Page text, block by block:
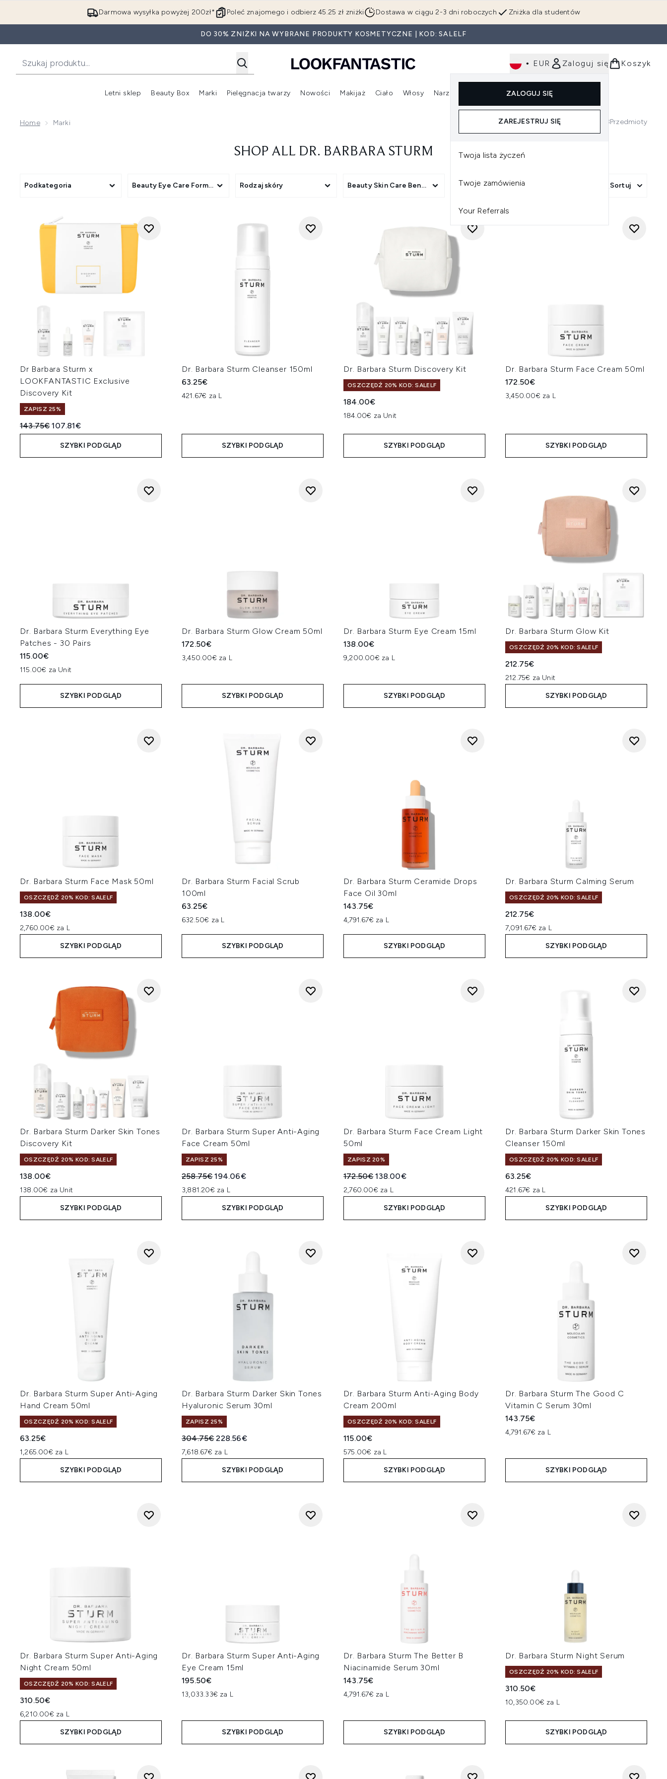
Przejdź do głównej treści
Darmowa wysyłka powyżej 200zł* Zniżka dla studentów
Poleć znajomego i odbierz 45.25 zł zniżki Dostawa w ciągu 2-3 dni roboczych
DO 30% ZNIŻKI NA WYBRANE PRODUKTY KOSMETYCZNE | KOD: SALELF
• EUR Zaloguj się
ZALOGUJ SIĘ
ZAREJESTRUJ SIĘ
Twoja lista życzeń
Twoje zamówienia
Your Referrals
Koszyk
Letni sklep Beauty Box
Wejdź do podmenu (Beauty Box)
Marki
Wejdź do podmenu (Marki)
Pielęgnacja twarzy
Wejdź do podmenu (Pielęgnacja twarzy)
Nowości
Wejdź do podmenu (Nowości)
Makijaż
Wejdź do podmenu (Makijaż)
Ciało Włosy
Wejdź do podmenu (Włosy)
Narzędzia
Wejdź do podmenu (Narzędzia)
Dla mężczyzn
Home Marki 48Przedmioty
SHOP ALL DR. BARBARA STURM
Podkategoria Beauty Eye Care Format Rodzaj skóry Beauty Skin Care Benefit Sortuj
Dr Barbara Sturm x
LOOKFANTASTIC Exclusive
Discovery Kit
ZAPISZ 25%
Sugerowana cena detaliczna:
143.75€Aktualna cena:
107.81€
SZYBKI PODGLĄD
Dr. Barbara Sturm Cleanser 150ml
63.25€
421.67€ za L
SZYBKI PODGLĄD
Dr. Barbara Sturm Discovery Kit
OSZCZĘDŹ 20% KOD: SALELF
184.00€
184.00€ za Unit
SZYBKI PODGLĄD
Dr. Barbara Sturm Face Cream 50ml
172.50€
3,450.00€ za L
SZYBKI PODGLĄD
Dr. Barbara Sturm Everything Eye
Patches - 30 Pairs
115.00€
115.00€ za Unit
SZYBKI PODGLĄD
Dr. Barbara Sturm Glow Cream 50ml
172.50€
3,450.00€ za L
SZYBKI PODGLĄD
Dr. Barbara Sturm Eye Cream 15ml
138.00€
9,200.00€ za L
SZYBKI PODGLĄD
Dr. Barbara Sturm Glow Kit
OSZCZĘDŹ 20% KOD: SALELF
212.75€
212.75€ za Unit
SZYBKI PODGLĄD
Dr. Barbara Sturm Face Mask 50ml
OSZCZĘDŹ 20% KOD: SALELF
138.00€
2,760.00€ za L
SZYBKI PODGLĄD
Dr. Barbara Sturm Facial Scrub
100ml
63.25€
632.50€ za L
SZYBKI PODGLĄD
Dr. Barbara Sturm Ceramide Drops
Face Oil 30ml
143.75€
4,791.67€ za L
SZYBKI PODGLĄD
Dr. Barbara Sturm Calming Serum
OSZCZĘDŹ 20% KOD: SALELF
212.75€
7,091.67€ za L
SZYBKI PODGLĄD
Dr. Barbara Sturm Darker Skin Tones
Discovery Kit
OSZCZĘDŹ 20% KOD: SALELF
138.00€
138.00€ za Unit
SZYBKI PODGLĄD
Dr. Barbara Sturm Super Anti-Aging
Face Cream 50ml
ZAPISZ 25%
Sugerowana cena detaliczna:
258.75€Aktualna cena:
194.06€
3,881.20€ za L
SZYBKI PODGLĄD
Dr. Barbara Sturm Face Cream Light
50ml
ZAPISZ 20%
Sugerowana cena detaliczna:
172.50€Aktualna cena:
138.00€
2,760.00€ za L
SZYBKI PODGLĄD
Dr. Barbara Sturm Darker Skin Tones
Cleanser 150ml
OSZCZĘDŹ 20% KOD: SALELF
63.25€
421.67€ za L
SZYBKI PODGLĄD
Dr. Barbara Sturm Super Anti-Aging
Hand Cream 50ml
OSZCZĘDŹ 20% KOD: SALELF
63.25€
1,265.00€ za L
SZYBKI PODGLĄD
Dr. Barbara Sturm Darker Skin Tones
Hyaluronic Serum 30ml
ZAPISZ 25%
Sugerowana cena detaliczna:
304.75€Aktualna cena:
228.56€
7,618.67€ za L
SZYBKI PODGLĄD
Dr. Barbara Sturm Anti-Aging Body
Cream 200ml
OSZCZĘDŹ 20% KOD: SALELF
115.00€
575.00€ za L
SZYBKI PODGLĄD
Dr. Barbara Sturm The Good C
Vitamin C Serum 30ml
143.75€
4,791.67€ za L
SZYBKI PODGLĄD
Dr. Barbara Sturm Super Anti-Aging
Night Cream 50ml
OSZCZĘDŹ 20% KOD: SALELF
310.50€
6,210.00€ za L
SZYBKI PODGLĄD
Dr. Barbara Sturm Super Anti-Aging
Eye Cream 15ml
195.50€
13,033.33€ za L
SZYBKI PODGLĄD
Dr. Barbara Sturm The Better B
Niacinamide Serum 30ml
143.75€
4,791.67€ za L
SZYBKI PODGLĄD
Dr. Barbara Sturm Night Serum
OSZCZĘDŹ 20% KOD: SALELF
310.50€
10,350.00€ za L
SZYBKI PODGLĄD